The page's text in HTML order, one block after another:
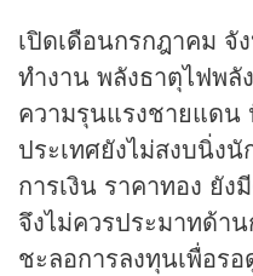
เปิดเดือนกรกฎาคม จั
ทำงาน พลังธาตุไฟพ
ความรุนแรงชายแดน
ประเทศยังไม่สงบนิ่ง
การเงิน ราคาทอง ยั
จึงไม่ควรประมาทด้า
ชะลอการลงทุนเพื่อร